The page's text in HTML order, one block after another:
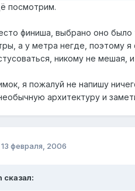
посмотрим.
финиша, выбрано оно
а у метра негде, поэтому
никому не мешая,
я пожалуй не напишу
архитектуру и
13 февраля, 2006
сказал: